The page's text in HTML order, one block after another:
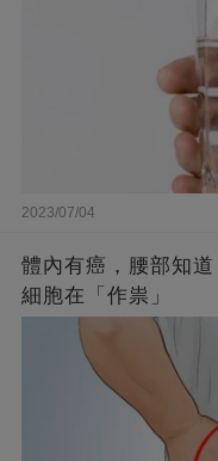
2023/07/04
體內有癌，腰部知
細胞在「作祟」